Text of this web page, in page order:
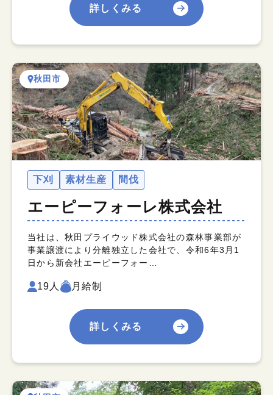
詳しくみる
秋田市
下刈 素材生産 間伐
エーピーフォーレ株式会社
当社は、秋田プライウッド株式会社の森林事業部が
事業譲渡により分離独立した会社で、令和6年3月1
日から新会社エーピーフォー…
19人 月給制
詳しくみる